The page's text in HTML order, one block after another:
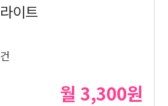
이트
월 3,300원